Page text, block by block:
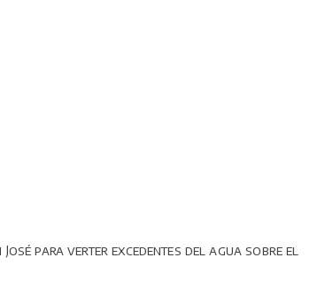
para verter excedentes del agua sobre el